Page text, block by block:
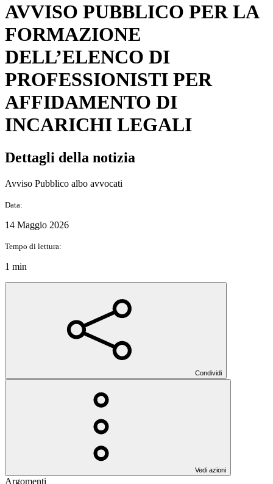
AVVISO PUBBLICO PER LA
FORMAZIONE
DELL’ELENCO DI
PROFESSIONISTI PER
AFFIDAMENTO DI
INCARICHI LEGALI
Dettagli della notizia
Avviso Pubblico albo avvocati
Data:
14 Maggio 2026
Tempo di lettura:
1 min
Condividi
Vedi azioni
Argomenti